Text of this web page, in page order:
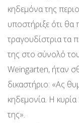
κηδεμόνα της
υποστήριξε ότι θα
τραγουδίστρια τα
της στο σύνολό
Weingarten, ήταν
δικαστήριο: «Ας
κηδεμονία. Η
της».